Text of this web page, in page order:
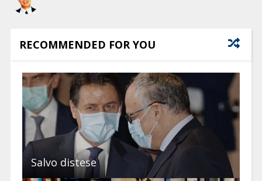
RECOMMENDED FOR YOU
Salvo distese